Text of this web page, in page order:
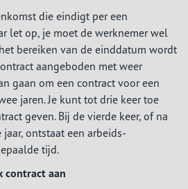
die eindigt per een
let op, je moet de werknemer wel
bereiken van de einddatum wordt
aangeboden met weer
gaan om een contract voor een
jaren. Je kunt tot drie keer toe
geven. Bij de vierde keer, of na
ontstaat een arbeids­
tijd.
contract aan